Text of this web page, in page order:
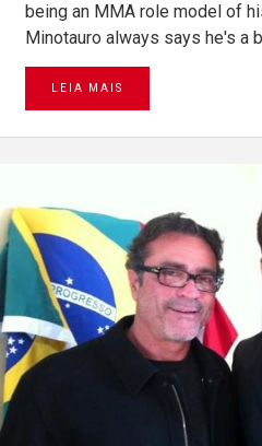
being an MMA role model of
Minotauro always says he's a
LEIA MAIS